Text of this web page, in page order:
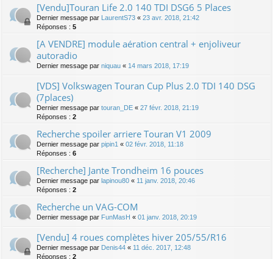
[Vendu]Touran Life 2.0 140 TDI DSG6 5 Places
Dernier message par LaurentS73 « 23 avr. 2018, 21:42
Réponses : 5
[A VENDRE] module aération central + enjoliveur
autoradio
Dernier message par niquau « 14 mars 2018, 17:19
[VDS] Volkswagen Touran Cup Plus 2.0 TDI 140 DSG
(7places)
Dernier message par touran_DE « 27 févr. 2018, 21:19
Réponses : 2
Recherche spoiler arriere Touran V1 2009
Dernier message par pipin1 « 02 févr. 2018, 11:18
Réponses : 6
[Recherche] Jante Trondheim 16 pouces
Dernier message par lapinou80 « 11 janv. 2018, 20:46
Réponses : 2
Recherche un VAG-COM
Dernier message par FunMasH « 01 janv. 2018, 20:19
[Vendu] 4 roues complètes hiver 205/55/R16
Dernier message par Denis44 « 11 déc. 2017, 12:48
Réponses : 2